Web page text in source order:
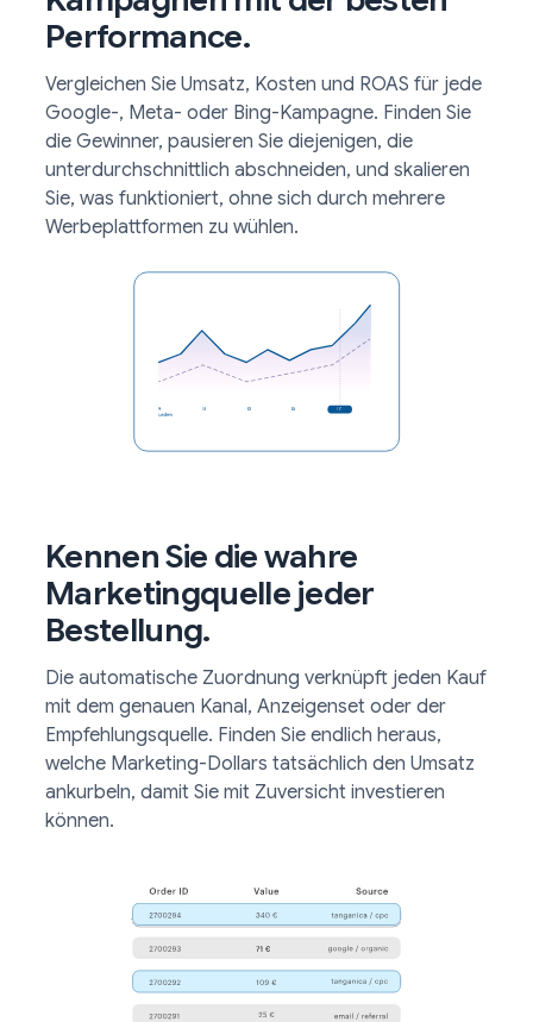
Performance.
Vergleichen Sie Umsatz, Kosten und ROAS für jede
Google-, Meta- oder Bing-Kampagne. Finden Sie
die Gewinner, pausieren Sie diejenigen, die
unterdurchschnittlich abschneiden, und skalieren
Sie, was funktioniert, ohne sich durch mehrere
Werbeplattformen zu wühlen.
Kennen Sie die wahre
Marketingquelle jeder
Bestellung.
Die automatische Zuordnung verknüpft jeden Kauf
mit dem genauen Kanal, Anzeigenset oder der
Empfehlungsquelle. Finden Sie endlich heraus,
welche Marketing-Dollars tatsächlich den Umsatz
ankurbeln, damit Sie mit Zuversicht investieren
können.